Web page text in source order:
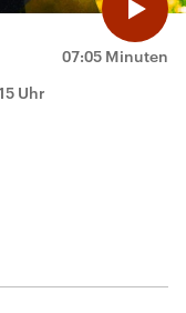
07:05 Minuten
Uhr